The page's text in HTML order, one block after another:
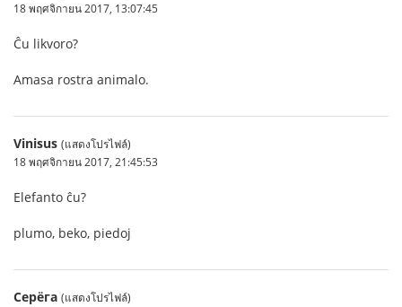
18 พฤศจิกายน 2017, 13:07:45
Ĉu likvoro?
Amasa rostra animalo.
Vinisus (แสดงโปรไฟล์)
18 พฤศจิกายน 2017, 21:45:53
Elefanto ĉu?
plumo, beko, piedoj
Серёга (แสดงโปรไฟล์)